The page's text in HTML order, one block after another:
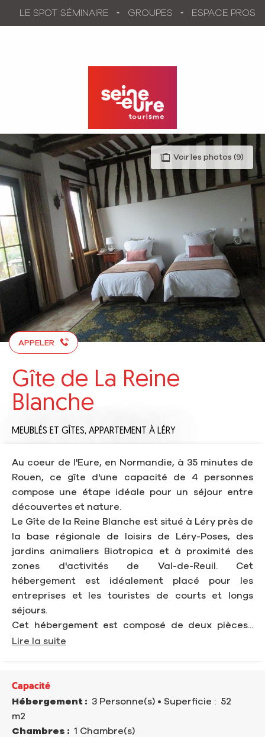
LE SPOT SÉMINAIRE GROUPES ESPACE PROS
Voir les photos (9)
APPELER
Gîte de La Reine
Blanche
MEUBLÉS ET GÎTES, APPARTEMENT À LÉRY
Au coeur de l'Eure, en Normandie, à 35 minutes de
Rouen, ce gîte d'une capacité de 4 personnes
compose une étape idéale pour un séjour entre
découvertes et nature.
Le Gîte de la Reine Blanche est situé à Léry près de
la base régionale de loisirs de Léry-Poses, des
jardins animaliers Biotropica et à proximité des
zones d'activités de Val-de-Reuil. Cet
hébergement est idéalement placé pour les
entreprises et les touristes de courts et longs
séjours.
Cet hébergement est composé de deux pièces...
Lire la suite
Capacité
Hébergement : 3 Personne(s) • Superficie : 52
m2
Chambres : 1 Chambre(s)